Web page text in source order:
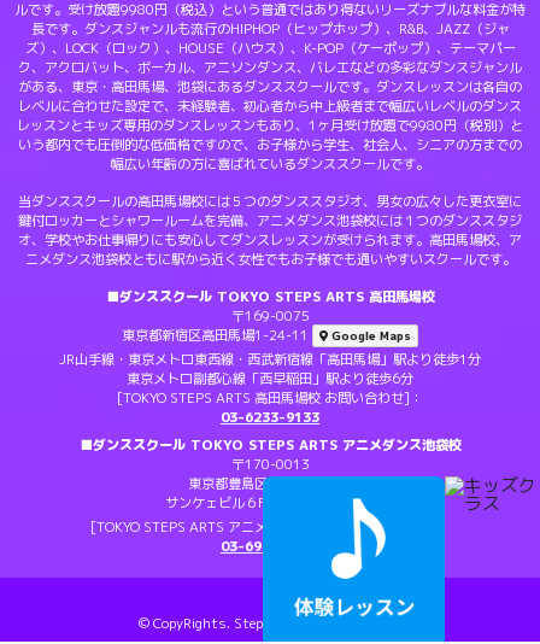
ルです。受け放題9980円（税込）という普通ではあり得ないリーズナブルな料金が特
長です。ダンスジャンルも流行のHIPHOP（ヒップホップ）、R&B、JAZZ（ジャ
ズ）、LOCK（ロック）、HOUSE（ハウス）、K-POP（ケーポップ）、テーマパー
ク、アクロバット、ボーカル、アニソンダンス、バレエなどの多彩なダンスジャンル
がある、東京・高田馬場、池袋にあるダンススクールです。ダンスレッスンは各自の
レベルに合わせた設定で、未経験者、初心者から中上級者まで幅広いレベルのダンス
レッスンとキッズ専用のダンスレッスンもあり、1ヶ月受け放題で9980円（税別）と
いう都内でも圧倒的な低価格ですので、お子様から学生、社会人、シニアの方までの
幅広い年齢の方に喜ばれているダンススクールです。
当ダンススクールの高田馬場校には５つのダンススタジオ、男女の広々した更衣室に
鍵付ロッカーとシャワールームを完備、アニメダンス池袋校には１つのダンススタジ
オ、学校やお仕事帰りにも安心してダンスレッスンが受けられます。高田馬場校、ア
ニメダンス池袋校ともに駅から近く女性でもお子様でも通いやすいスクールです。
■ダンススクール TOKYO STEPS ARTS 高田馬場校
〒169-0075
東京都新宿区高田馬場1-24-11
Google Maps
JR山手線・東京メトロ東西線・西武新宿線「高田馬場」駅より徒歩1分
東京メトロ副都心線「西早稲田」駅より徒歩6分
[TOKYO STEPS ARTS 高田馬場校 お問い合わせ]：
03-6233-9133
■ダンススクール TOKYO STEPS ARTS アニメダンス池袋校
〒170-0013
東京都豊島区東池袋1-22-5
サンケェビル６F
Google Maps
[TOKYO STEPS ARTS アニメダンス池袋校 お問い合わせ]：
03-6903-1767
© CopyRights. Steps All Rights Reserved.